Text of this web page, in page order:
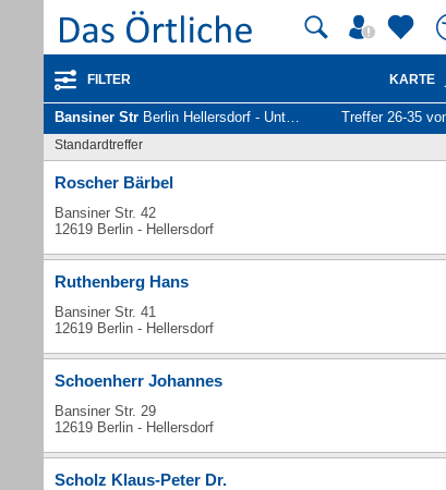
FILTER KARTE
Bansiner Str Berlin Hellersdorf - Unternehmen und Personen Treffer 26-35
Standardtreffer
Roscher Bärbel
Bansiner Str. 42
12619 Berlin - Hellersdorf
Ruthenberg Hans
Bansiner Str. 41
12619 Berlin - Hellersdorf
Schoenherr Johannes
Bansiner Str. 29
12619 Berlin - Hellersdorf
Scholz Klaus-Peter Dr.